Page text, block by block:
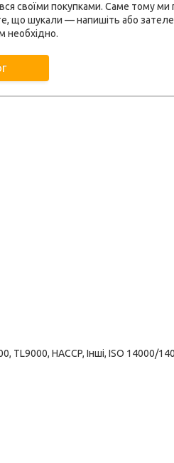
своїми покупками. Саме тому ми
що шукали — напишіть або
необхідно.
TL9000, HACCP, Інші, ISO 14000/